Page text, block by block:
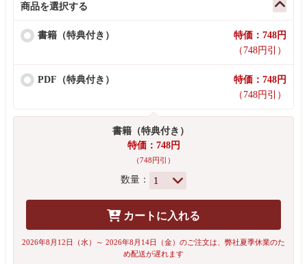
商品を選択する
書籍（特典付き）
特価：748円
（748円引）
PDF（特典付き）
特価：748円
（748円引）
書籍（特典付き）
特価：748円
（748円引）
数量：
カートに入れる
2026年8月12日（水）～ 2026年8月14日（金）のご注文は、弊社夏季休業のた
め配送が遅れます